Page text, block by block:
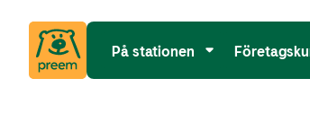
På stationen